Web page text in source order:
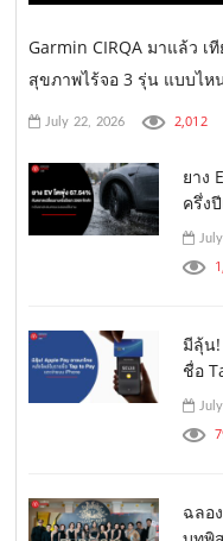
Garmin CIRQA มาแล้ว เ
สุขภาพไร้จอ 3 รุ่น แบบไห
July 22, 2026 2,012
ยาง
ครึ่ง
มีลุ้น!
ชื่อ
ฉลอ